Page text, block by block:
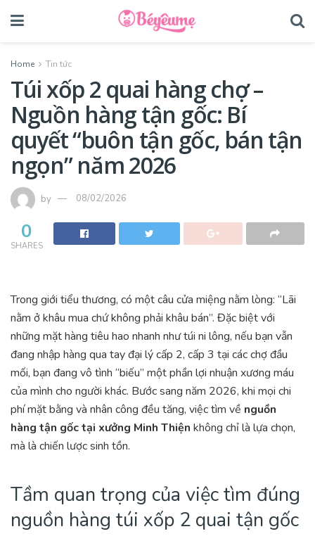
Home Tin tức
Túi xốp 2 quai hàng chợ –
Nguồn hàng tận gốc: Bí
quyết “buôn tận gốc, bán tận
ngọn” năm 2026
by 08/02/2026
0
SHARES
Trong giới tiểu thương, có một câu cửa miệng nằm lòng: “Lãi
nằm ở khâu mua chứ không phải khâu bán”. Đặc biệt với
những mặt hàng tiêu hao nhanh như túi ni lông, nếu bạn vẫn
đang nhập hàng qua tay đại lý cấp 2, cấp 3 tại các chợ đầu
mối, bạn đang vô tình “biếu” một phần lợi nhuận xương máu
của mình cho người khác. Bước sang năm 2026, khi mọi chi
phí mặt bằng và nhân công đều tăng, việc tìm về nguồn
hàng tận gốc tại xưởng Minh Thiện không chỉ là lựa chọn,
mà là chiến lược sinh tồn.
Tầm quan trọng của việc tìm đúng
nguồn hàng túi xốp 2 quai tận gốc